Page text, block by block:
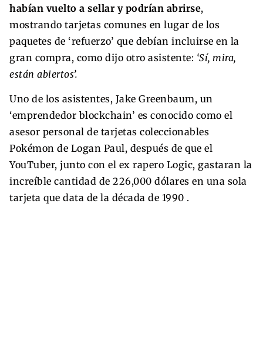
habían vuelto a sellar y podrían abrirse,
mostrando tarjetas comunes en lugar de los
paquetes de ‘refuerzo’ que debían incluirse en la
gran compra, como dijo otro asistente: ‘Sí, mira,
están abiertos’.
Uno de los asistentes, Jake Greenbaum, un
‘emprendedor blockchain’ es conocido como el
asesor personal de tarjetas coleccionables
Pokémon de Logan Paul, después de que el
YouTuber, junto con el ex rapero Logic, gastaran la
increíble cantidad de 226,000 dólares en una sola
tarjeta que data de la década de 1990 .